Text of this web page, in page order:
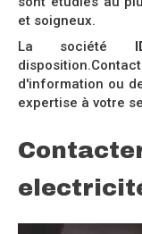
et soigneux.
La société
d'information ou
expertise à votre